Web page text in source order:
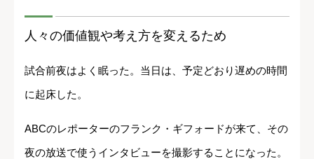
人々の価値観や考え方を変えるため
試合前夜はよく眠った。当日は、予定どおり遅めの時間
に起床した。
ABCのレポーターのフランク・ギフォードが来て、その
夜の放送で使うインタビューを撮影することになった。